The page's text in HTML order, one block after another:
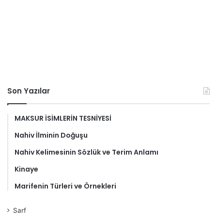
Son Yazılar
MAKSUR İSİMLERİN TESNİYESİ
Nahiv İlminin Doğuşu
Nahiv Kelimesinin Sözlük ve Terim Anlamı
Kinaye
Marifenin Türleri ve Örnekleri
Sarf